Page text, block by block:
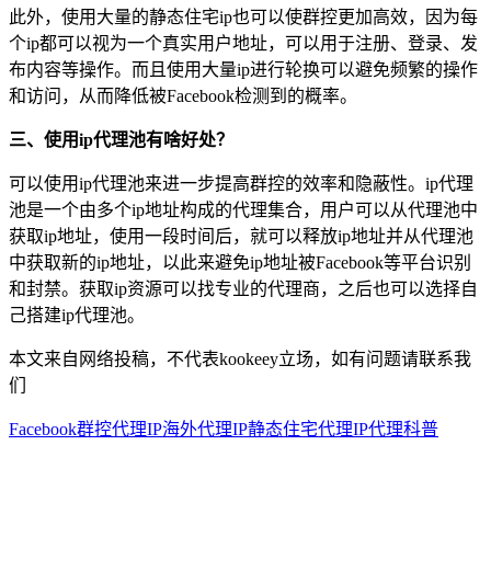
此外，使用大量的静态住宅ip也可以使群控更加高效，因为每
个ip都可以视为一个真实用户地址，可以用于注册、登录、发
布内容等操作。而且使用大量ip进行轮换可以避免频繁的操作
和访问，从而降低被Facebook检测到的概率。
三、使用ip代理池有啥好处？
可以使用ip代理池来进一步提高群控的效率和隐蔽性。ip代理
池是一个由多个ip地址构成的代理集合，用户可以从代理池中
获取ip地址，使用一段时间后，就可以释放ip地址并从代理池
中获取新的ip地址，以此来避免ip地址被Facebook等平台识别
和封禁。获取ip资源可以找专业的代理商，之后也可以选择自
己搭建ip代理池。
本文来自网络投稿，不代表kookeey立场，如有问题请联系我
们
Facebook群控代理IP海外代理IP静态住宅代理IP代理科普